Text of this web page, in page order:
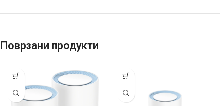
Поврзани продукти